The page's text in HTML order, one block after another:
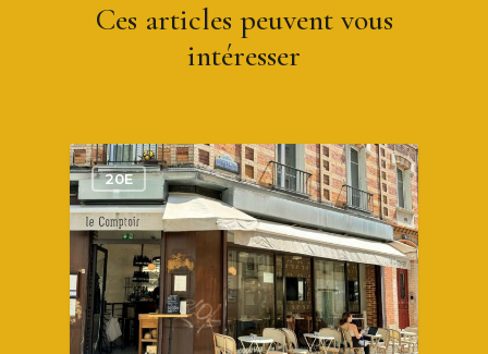
Ces articles peuvent vous
intéresser
20E
1